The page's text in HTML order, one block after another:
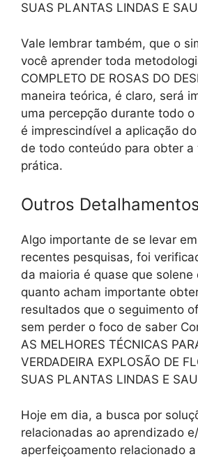
SUAS PLANTAS LINDAS E
Vale lembrar também, que o
você aprender toda
COMPLETO DE ROSAS DO
maneira teórica, é claro, será
uma percepção durante todo o
é imprescindível a aplicação
de todo conteúdo para obter
prática.
Outros
Algo importante de se levar
recentes pesquisas, foi
da maioria é quase que solene
quanto acham importante
resultados que o seguimento
sem perder o foco de saber
AS MELHORES TÉCNICAS
VERDADEIRA EXPLOSÃO DE
SUAS PLANTAS LINDAS E
Hoje em dia, a busca por
relacionadas ao aprendizado
aperfeiçoamento relacionado